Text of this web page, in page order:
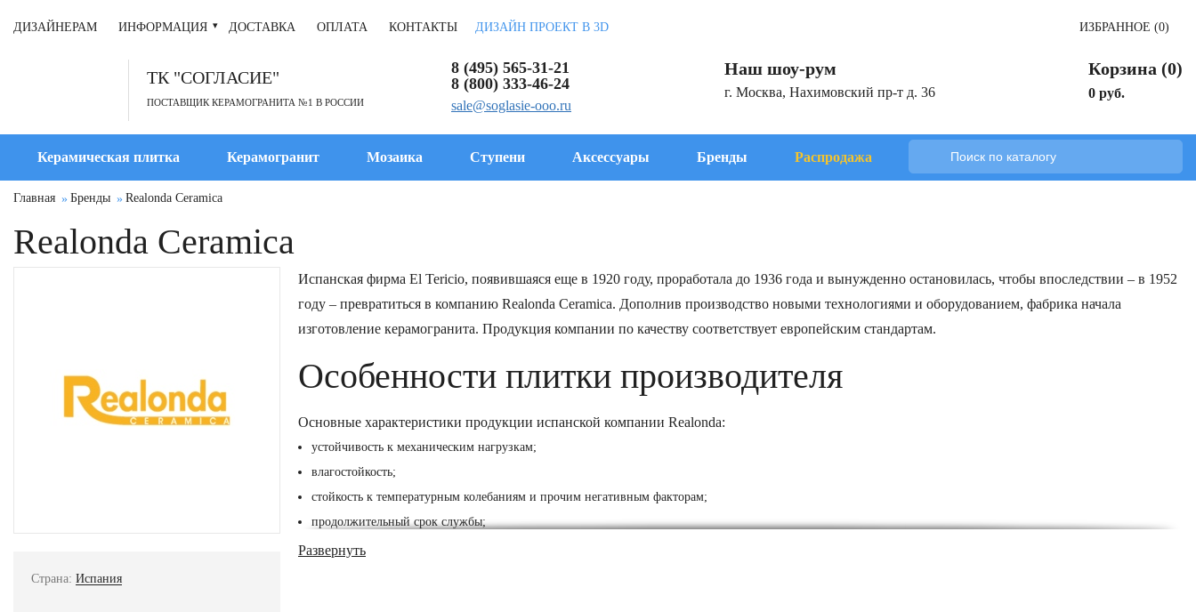
ДИЗАЙНЕРАМ ИНФОРМАЦИЯ ДОСТАВКА ОПЛАТА КОНТАКТЫ ДИЗАЙН ПРОЕКТ В 3D ИЗБРАННОЕ (0)
ТК "СОГЛАСИЕ"
ПОСТАВЩИК КЕРАМОГРАНИТА №1 В РОССИИ
8 (495) 565-31-21
8 (800) 333-46-24
sale@soglasie-ooo.ru
Наш шоу-рум
г. Москва, Нахимовский пр-т д. 36
Корзина (0)
0 руб.
Керамическая плитка Керамогранит Мозаика Ступени Аксессуары Бренды Распродажа
Главная Бренды Realonda Ceramica
Realonda Ceramica
Страна: Испания
Испанская фирма El Tericio, появившаяся еще в 1920 году, проработала до 1936 года и вынужденно остановилась, чтобы впоследствии – в 1952
году – превратиться в компанию Realonda Ceramica. Дополнив производство новыми технологиями и оборудованием, фабрика начала
изготовление керамогранита. Продукция компании по качеству соответствует европейским стандартам.
Особенности плитки производителя
Основные характеристики продукции испанской компании Realonda:
устойчивость к механическим нагрузкам;
влагостойкость;
стойкость к температурным колебаниям и прочим негативным факторам;
продолжительный срок службы;
четкие размеры, упрощающие укладку;
Развернуть